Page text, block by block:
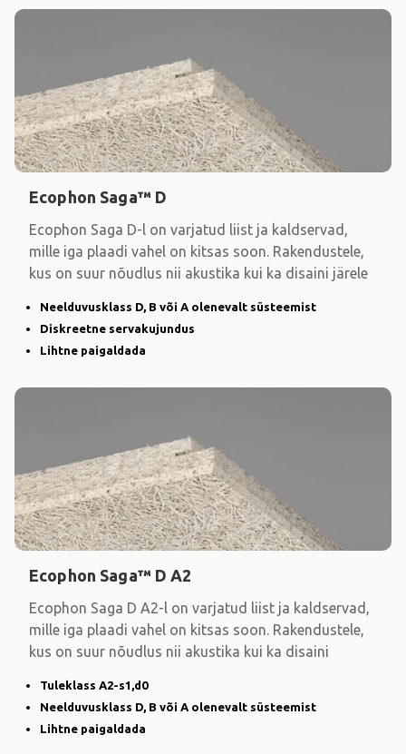
Ecophon Saga™ D
Ecophon Saga D-l on varjatud liist ja kaldservad,
mille iga plaadi vahel on kitsas soon. Rakendustele,
kus on suur nõudlus nii akustika kui ka disaini järele
Neelduvusklass D, B või A olenevalt süsteemist
Diskreetne servakujundus
Lihtne paigaldada
Ecophon Saga™ D A2
Ecophon Saga D A2-l on varjatud liist ja kaldservad,
mille iga plaadi vahel on kitsas soon. Rakendustele,
kus on suur nõudlus nii akustika kui ka disaini
Tuleklass A2-s1,d0
Neelduvusklass D, B või A olenevalt süsteemist
Lihtne paigaldada